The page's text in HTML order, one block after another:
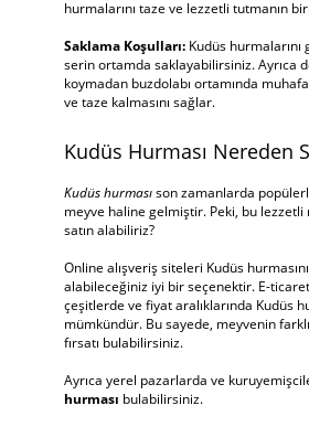
hurmalarını taze ve lezzetli tutmanın
Saklama Koşulları: Kudüs hurmalarını
serin ortamda saklayabilirsiniz. Ayrıca
koymadan buzdolabı ortamında
ve taze kalmasını sağlar.
Kudüs Hurması Nereden
Kudüs hurmasıson zamanlarda
meyve haline gelmiştir. Peki, bu
satın alabiliriz?
Online alışveriş siteleri Kudüs
alabileceğiniz iyi bir seçenektir. E-
çeşitlerde ve fiyat aralıklarında Kudüs
mümkündür. Bu sayede, meyvenin
fırsatı bulabilirsiniz.
Ayrıca yerel pazarlarda ve
hurması bulabilirsiniz.